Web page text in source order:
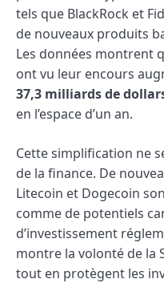
tels que BlackRock et
de nouveaux produits
Les données montrent
ont vu leur encours
37,3 milliards de
en l’espace d’un an.
Cette simplification ne
de la finance. De
Litecoin et Dogecoin
comme de potentiels
d’investissement
montre la volonté de la
tout en protègent les